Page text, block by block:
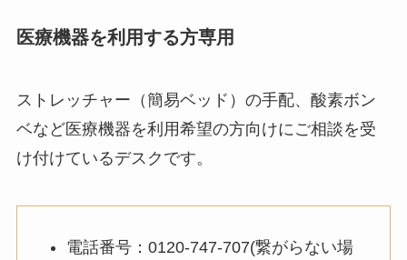
医療機器を利用する方専用
ストレッチャー（簡易ベッド）の手配、酸素ボン
ベなど医療機器を利用希望の方向けにご相談を受
け付けているデスクです。
電話番号：0120-747-707(繋がらない場